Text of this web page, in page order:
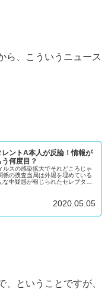
ら、こういうニュース
ントA本人が反論！情報が
何度目？
ルスの感染拡大でそれどころじゃ
係の捜査当局は外堀を埋めている
中疑惑が報じられたセレブタレ
2020.05.05
ということですが、